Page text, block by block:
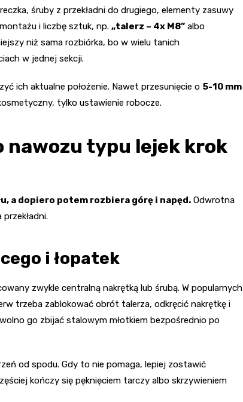
śruby z przekładni do drugiego, elementy zasuwy
i liczbę sztuk, np. „talerz – 4x M8” albo
niż sama rozbiórka, bo w wielu tanich
w jednej sekcji.
ich aktualne położenie. Nawet przesunięcie o 5-10 mm
tylko ustawienie robocze.
nawozu typu lejek krok
a dopiero potem rozbiera górę i napęd. Odwrotna
i łopatek
zwykle centralną nakrętką lub śrubą. W popularnych
trzeba zablokować obrót talerza, odkręcić nakrętkę i
go zbijać stalowym młotkiem bezpośrednio po
od spodu. Gdy to nie pomaga, lepiej zostawić
kończy się pęknięciem tarczy albo skrzywieniem